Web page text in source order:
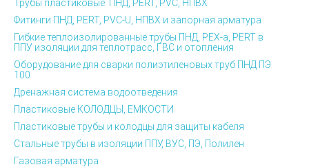
Трубы пластиковые: ПНД, PERT, PVC, НПВХ
Фитинги ПНД, PERT, PVC-U, НПВХ и запорная арматура
Гибкие теплоизолированные трубы ПНД, PEX-а, PERT в
ППУ изоляции для теплотрасс, ГВС и отопления
Оборудование для сварки полиэтиленовых труб ПНД ПЭ
100
Дренажная система водоотведения
Пластиковые КОЛОДЦЫ, ЕМКОСТИ
Пластиковые трубы и колодцы для защиты кабеля
Стальные трубы в изоляции ППУ, ВУС, ПЭ, Полилен
Газовая арматура